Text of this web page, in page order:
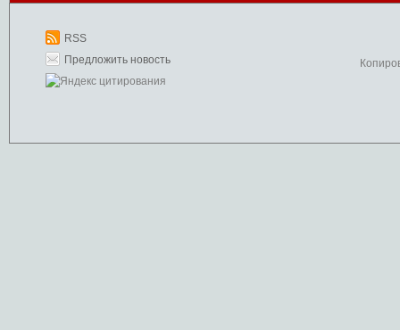
RSS
Предложить новость